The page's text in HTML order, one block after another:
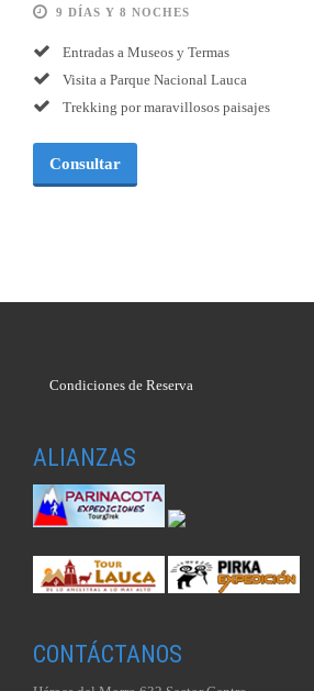
9 DÍAS Y 8 NOCHES
Entradas a Museos y Termas
Visita a Parque Nacional Lauca
Trekking por maravillosos paisajes
Consultar
Condiciones de Reserva
ALIANZAS
CONTÁCTANOS